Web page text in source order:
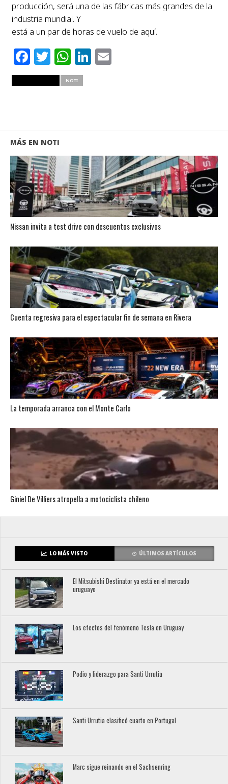
producción, será una de las fábricas más grandes de la
industria mundial. Y
está a un par de horas de vuelo de aquí.
Facebook
Twitter
WhatsApp
LinkedIn
Email
NOTI
MÁS EN NOTI
Nissan invita a test drive con descuentos exclusivos
Cuenta regresiva para el espectacular fin de semana en Rivera
La temporada arranca con el Monte Carlo
Giniel De Villiers atropella a motociclista chileno
LO MÁS VISTO ÚLTIMOS ARTÍCULOS
El Mitsubishi Destinator ya está en el mercado
uruguayo
Los efectos del fenómeno Tesla en Uruguay
Podio y liderazgo para Santi Urrutia
Santi Urrutia clasificó cuarto en Portugal
Marc sigue reinando en el Sachsenring